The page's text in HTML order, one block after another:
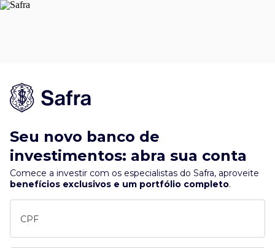
Seu novo banco de
investimentos: abra sua conta
Comece a investir com os especialistas do Safra, aproveite
benefícios exclusivos e um portfólio completo.
CPF